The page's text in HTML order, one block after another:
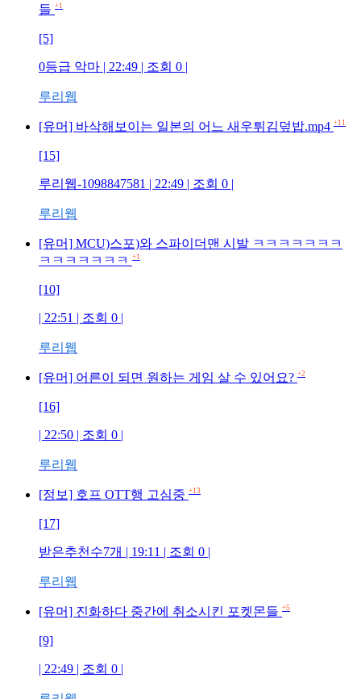
들 +1
[5]
0등급 악마 | 22:49 | 조회 0 |
루리웹
[유머] 바삭해보이는 일본의 어느 새우튀김덮밥.mp4 +11
[15]
루리웹-1098847581 | 22:49 | 조회 0 |
루리웹
[유머] MCU)스포)와 스파이더맨 시발 ㅋㅋㅋㅋㅋㅋㅋ
ㅋㅋㅋㅋㅋㅋㅋ
+1
[10]
| 22:51 | 조회 0 |
루리웹
[유머] 어른이 되면 원하는 게임 살 수 있어요? +2
[16]
| 22:50 | 조회 0 |
루리웹
[정보] 호프 OTT행 고심중 +13
[17]
받은추천수7개 | 19:11 | 조회 0 |
루리웹
[유머] 진화하다 중간에 취소시킨 포켓몬들 +5
[9]
| 22:49 | 조회 0 |